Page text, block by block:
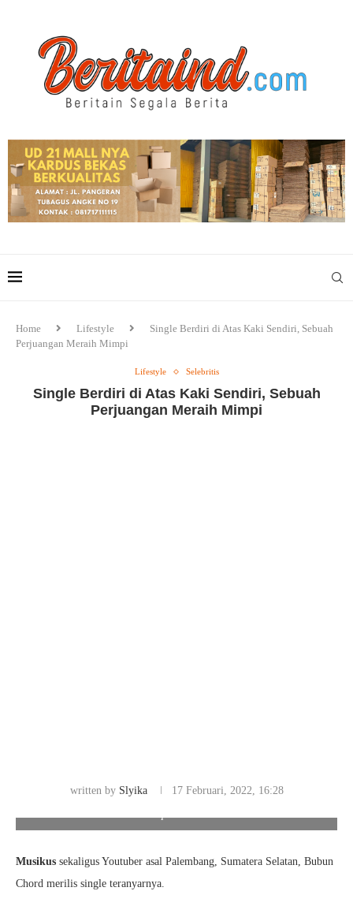
Home Lifestyle
Single Berdiri di Atas Kaki Sendiri, Sebuah
Perjuangan Meraih Mimpi
Lifestyle Selebritis
Single Berdiri di Atas Kaki Sendiri, Sebuah
Perjuangan Meraih Mimpi
written by Slyika 17 Februari, 2022, 16:28
Single "Berdiri di Atas Kaki Sendiri", Sebuah Perjuangan Meraih
Musikus sekaligus Youtuber asal Palembang, Sumatera Selatan, Bubun
Chord merilis single teranyarnya.